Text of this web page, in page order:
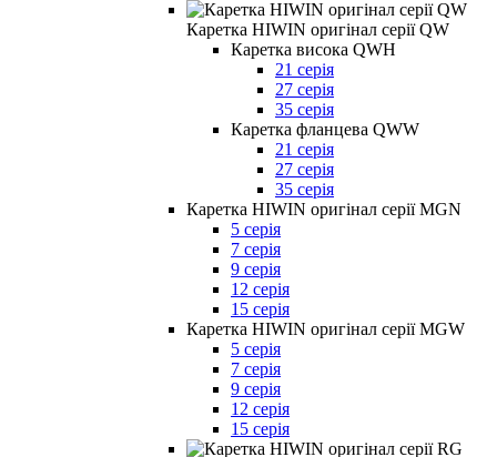
Каретка HIWIN оригінал серії QW
Каретка висока QWH
21 серія
27 серія
35 серія
Каретка фланцева QWW
21 серія
27 серія
35 серія
Каретка HIWIN оригінал серії MGN
5 серія
7 серія
9 серія
12 серія
15 серія
Каретка HIWIN оригінал серії MGW
5 серія
7 серія
9 серія
12 серія
15 серія